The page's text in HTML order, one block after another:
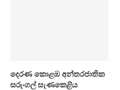
දෙරණ කොළඹ අන්තරජාතික
සරුංගල් සැණකෙළිය